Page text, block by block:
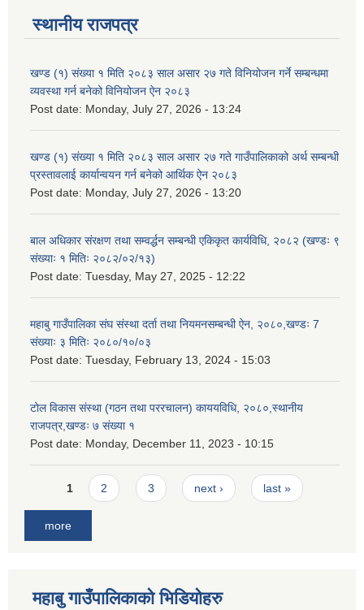
स्थानीय राजपत्र
खण्ड (१) संख्या १ मिति २०८३ साल असार २७ गते विनियोजन गर्ने सम्बन्धमा
व्यवस्था गर्न बनेको विनियोजन ऐन २०८३
Post date: Monday, July 27, 2026 - 13:24
खण्ड (१) संख्या १ मिति २०८३ साल असार २७ गते गाउँपालिकाको अर्थ सम्बन्धी
प्रस्तावलाई कार्यान्वयन गर्न बनेको आर्थिक ऐन २०८३
Post date: Monday, July 27, 2026 - 13:20
बाल अधिकार संरक्षण तथा सम्वर्द्धन सम्बन्धी एकिकृत कार्यविधि, २०८२ (खण्डः ९
संख्याः १ मितिः २०८२/०२/१३)
Post date: Tuesday, May 27, 2025 - 12:22
महाबु गाउँपालिका संघ संस्था दर्ता तथा नियमनसम्बन्धी ऐन, २०८०,खण्डः 7
संख्याः ३ मितिः २०८०/१०/०३
Post date: Tuesday, February 13, 2024 - 15:03
टोल विकास संस्था (गठन तथा पररचालन) काययविधि, २०८०,स्थानीय
राजपत्र,खण्डः ७ संख्या १
Post date: Monday, December 11, 2023 - 10:15
Pages
1 2 3 next › last »
more
महाबु गाउँपालिकाको भिडियोहरु